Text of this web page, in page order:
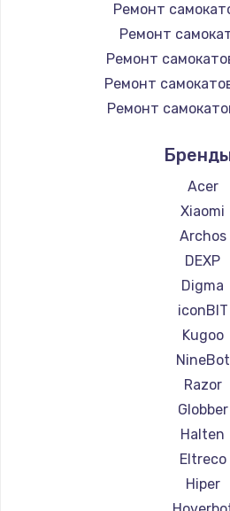
Ремонт
Ремонт
Ремонт
Ремонт
Ремонт
Ремонт
Ремонт
Ремонт
Ремонт
Ремонт
Ремонт
Ремонт
Acer
Xiaomi
Archos
DEXP
Digma
iconBIT
Kugoo
NineBot
Razor
Globber
Halten
Eltreco
Hiper